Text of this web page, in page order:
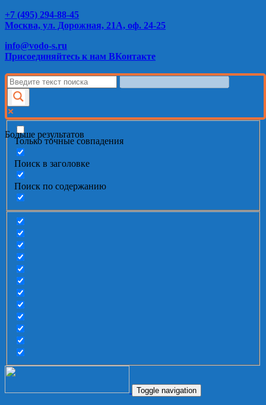
+7 (495) 294-88-45
Москва, ул. Дорожная, 21А, оф. 24-25
info@vodo-s.ru
Присоединяйтесь к нам ВКонтакте
Больше результатов
Только точные совпадения
Поиск в заголовке
Поиск по содержанию
Toggle navigation